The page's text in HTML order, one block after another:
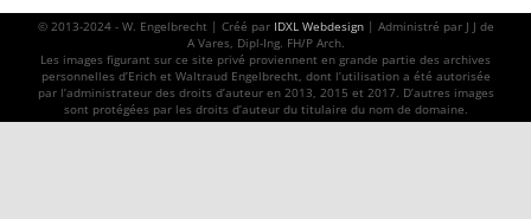
© 2013-2024 - W. Engelbrecht | Créé par IDXL Webdesign| Administré par J J de
A Vares, Dipl-Ing. FH/P Arch.
Les images figurant sur ce site privé proviennent en grande partie des archives
personnelles d’Erich et Waltraud Engelbrecht, dont l’utilisation a été autorisée
par l’administrateur des droits d’auteur en 2013, 2015 et 2017. D’autres images
sont protégées par les droits d’auteur du titulaire du nom de domaine.